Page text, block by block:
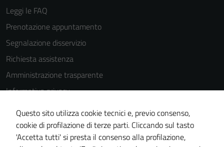
Leggi le FAQ
Prenotazione appuntamento
Segnalazione disservizio
Richiesta assistenza
Amministrazione trasparente
Informativa privacy
Note legali
Dichiarazione di accessibilità
Questo sito utilizza cookie tecnici e, previo consenso,
cookie di profilazione di terze parti. Cliccando sul tasto
'Accetta tutti' si presta il consenso alla profilazione,